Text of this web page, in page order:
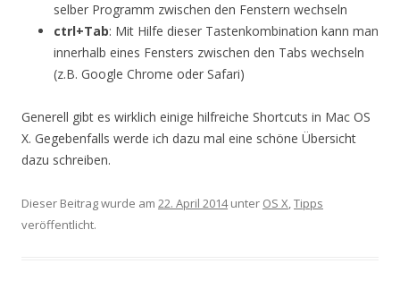
selber Programm zwischen den Fenstern wechseln
ctrl+Tab: Mit Hilfe dieser Tastenkombination kann man
innerhalb eines Fensters zwischen den Tabs wechseln
(z.B. Google Chrome oder Safari)
Generell gibt es wirklich einige hilfreiche Shortcuts in Mac OS
X. Gegebenfalls werde ich dazu mal eine schöne Übersicht
dazu schreiben.
Dieser Beitrag wurde am 22. April 2014unter OS X,Tipps
veröffentlicht.